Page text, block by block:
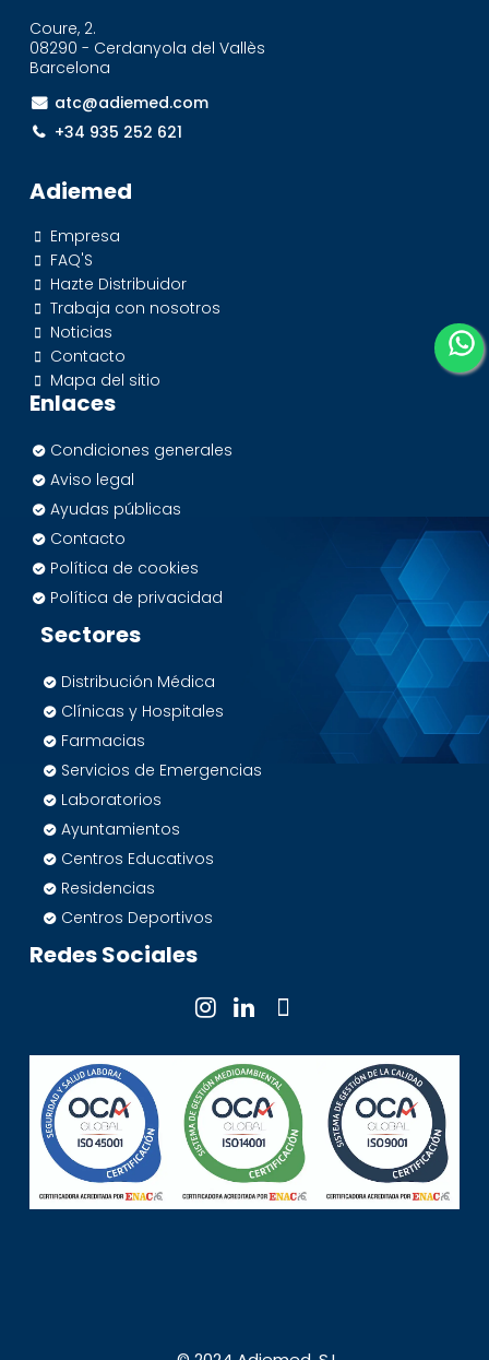
Coure, 2.
08290 - Cerdanyola del Vallès
Barcelona
atc@adiemed.com
+34 935 252 621
Adiemed
Empresa
FAQ'S
Hazte Distribuidor
Trabaja con nosotros
Noticias
Contacto
Mapa del sitio
Enlaces
Condiciones generales
Aviso legal
Ayudas públicas
Contacto
Política de cookies
Política de privacidad
Sectores
Distribución Médica
Clínicas y Hospitales
Farmacias
Servicios de Emergencias
Laboratorios
Ayuntamientos
Centros Educativos
Residencias
Centros Deportivos
Redes Sociales